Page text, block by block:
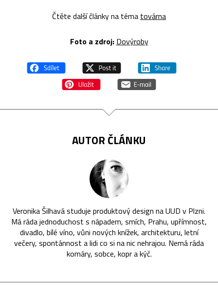
Čtěte další články na téma továrna
Foto a zdroj: Dovýroby
AUTOR ČLÁNKU
Veronika Šilhavá studuje produktový design na UUD v Plzni.
Má ráda jednoduchost s nápadem, smích, Prahu, upřímnost,
divadlo, bílé víno, vůni nových knížek, architekturu, letní
večery, spontánnost a lidi co si na nic nehrajou. Nemá ráda
komáry, sobce, kopr a kýč.